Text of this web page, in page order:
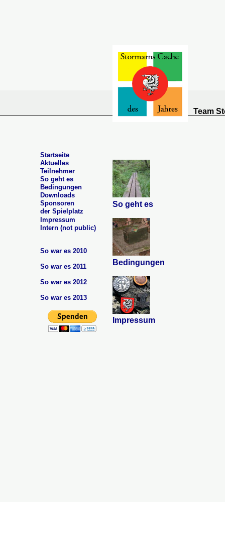
Team
Startseite
Aktuelles
Teilnehmer
So geht es
Bedingungen
Downloads
Sponsoren
der Spielplatz
Impressum
Intern (not public)
So war es 2010
So war es 2011
So war es 2012
So war es 2013
So geht es
Bedingungen
Impressum